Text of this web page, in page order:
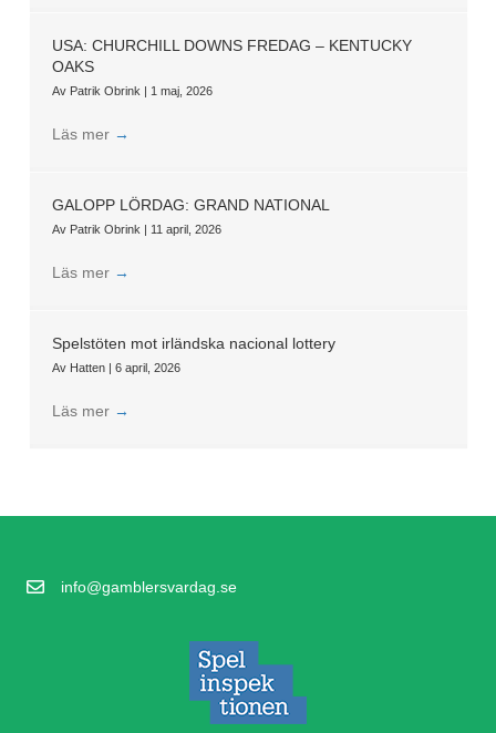
USA: CHURCHILL DOWNS FREDAG – KENTUCKY
OAKS
Av Patrik Obrink | 1 maj, 2026
Läs mer →
GALOPP LÖRDAG: GRAND NATIONAL
Av Patrik Obrink | 11 april, 2026
Läs mer →
Spelstöten mot irländska nacional lottery
Av Hatten | 6 april, 2026
Läs mer →
info@gamblersvardag.se